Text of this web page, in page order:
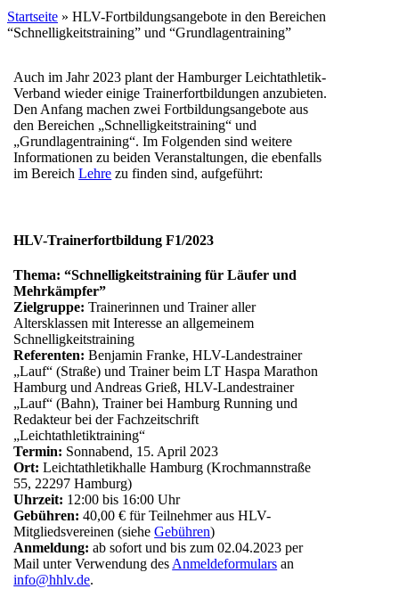
Startseite » HLV-Fortbildungsangebote in den Bereichen
“Schnelligkeitstraining” und “Grundlagentraining”
Auch im Jahr 2023 plant der Hamburger Leichtathletik-
Verband wieder einige Trainerfortbildungen anzubieten.
Den Anfang machen zwei Fortbildungsangebote aus
den Bereichen „Schnelligkeitstraining“ und
„Grundlagentraining“. Im Folgenden sind weitere
Informationen zu beiden Veranstaltungen, die ebenfalls
im BereichLehre zu finden sind, aufgeführt:
HLV-Trainerfortbildung F1/2023
Thema: “Schnelligkeitstraining für Läufer und
Mehrkämpfer”
Zielgruppe:Trainerinnen und Trainer aller
Altersklassen mit Interesse an allgemeinem
Schnelligkeitstraining
Referenten:Benjamin Franke, HLV-Landestrainer
„Lauf“ (Straße) und Trainer beim LT Haspa Marathon
Hamburg und Andreas Grieß, HLV-Landestrainer
„Lauf“ (Bahn), Trainer bei Hamburg Running und
Redakteur bei der Fachzeitschrift
„Leichtathletiktraining“
Termin: Sonnabend, 15. April 2023
Ort:Leichtathletikhalle Hamburg (Krochmannstraße
55, 22297 Hamburg)
Uhrzeit: 12:00 bis 16:00 Uhr
Gebühren:40,00 € für Teilnehmer aus HLV-
Mitgliedsvereinen (sieheGebühren)
Anmeldung:ab sofort und bis zum 02.04.2023 per
Mail unter Verwendung desAnmeldeformulars an
info@hhlv.de.